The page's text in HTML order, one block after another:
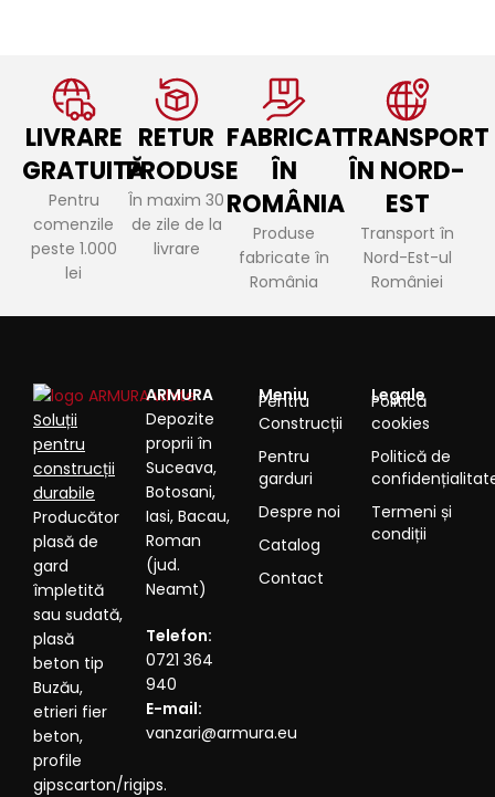
LIVRARE
GRATUITĂ
Pentru
comenzile
peste 1.000
lei
RETUR
PRODUSE
În maxim 30
de zile de la
livrare
FABRICAT
ÎN
ROMÂNIA
Produse
fabricate în
România
TRANSPORT
ÎN NORD-
EST
Transport în
Nord-Est-ul
României
Soluții
pentru
construcții
durabile
Producător
plasă de
gard
împletită
sau sudată,
plasă
beton tip
Buzău,
etrieri fier
beton,
profile
gipscarton/rigips.
ARMURA
Depozite
proprii în
Suceava,
Botosani,
Iasi, Bacau,
Roman
(jud.
Neamt)
Telefon:
0721 364
940
E-mail:
vanzari@armura.eu
Meniu
Pentru
Construcții
Pentru
garduri
Despre noi
Catalog
Contact
Legale
Politică
cookies
Politică de
Termeni și
condiții